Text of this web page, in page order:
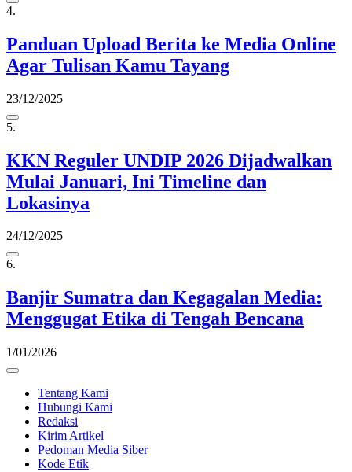
4.
Panduan Upload Berita ke Media Online
Agar Tulisan Kamu Tayang
23/12/2025
5.
KKN Reguler UNDIP 2026 Dijadwalkan
Mulai Januari, Ini Timeline dan
Lokasinya
24/12/2025
6.
Banjir Sumatra dan Kegagalan Media:
Menggugat Etika di Tengah Bencana
1/01/2026
Tentang Kami
Hubungi Kami
Redaksi
Kirim Artikel
Pedoman Media Siber
Kode Etik